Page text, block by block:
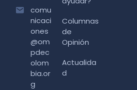
comu
nicaci
ones
@om
pdec
olom
bia.or
g
Columnas
de
Opinión
Actualida
d